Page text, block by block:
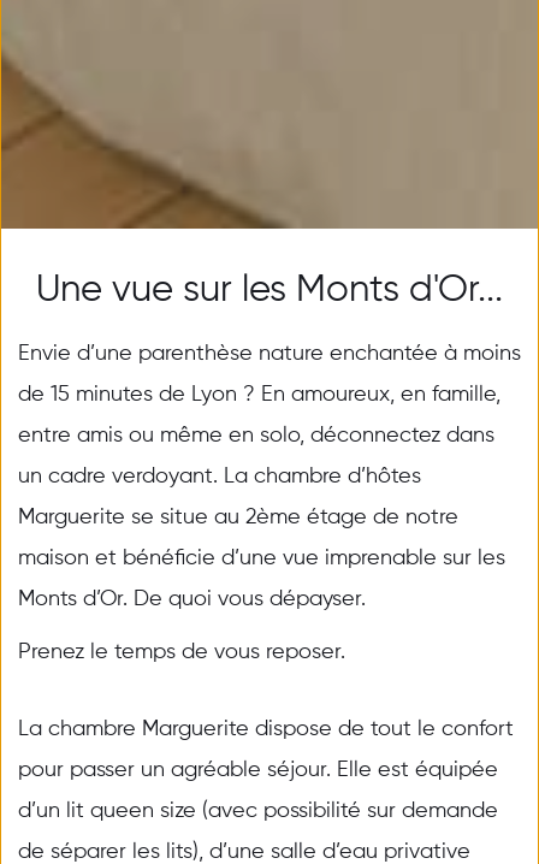
Une vue sur les Monts d'Or...
Envie d’une parenthèse nature enchantée à moins
de 15 minutes de Lyon ? En amoureux, en famille,
entre amis ou même en solo, déconnectez dans
un cadre verdoyant. La chambre d’hôtes
Marguerite se situe au 2ème étage de notre
maison et bénéficie d’une vue imprenable sur les
Monts d’Or. De quoi vous dépayser.
Prenez le temps de vous reposer.
La chambre Marguerite dispose de tout le confort
pour passer un agréable séjour. Elle est équipée
d’un lit queen size (avec possibilité sur demande
de séparer les lits), d’une salle d’eau privative